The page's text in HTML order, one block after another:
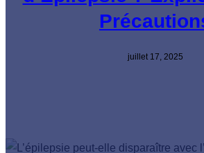
juillet 17, 2025